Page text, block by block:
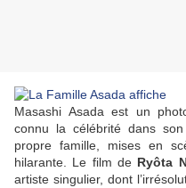
Masashi Asada est un
connu la célébrité dans
propre famille, mises en
hilarante. Le film de Ryôta
artiste singulier, dont